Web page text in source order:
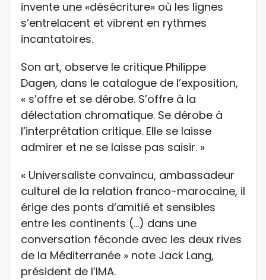
invente une «désécriture» où les lignes
s’entrelacent et vibrent en rythmes
incantatoires.
Son art, observe le critique Philippe
Dagen, dans le catalogue de l’exposition,
« s’offre et se dérobe. S’offre à la
délectation chromatique. Se dérobe à
l’interprétation critique. Elle se laisse
admirer et ne se laisse pas saisir. »
« Universaliste convaincu, ambassadeur
culturel de la relation franco-marocaine, il
érige des ponts d’amitié et sensibles
entre les continents (…) dans une
conversation féconde avec les deux rives
de la Méditerranée » note Jack Lang,
président de l’IMA.